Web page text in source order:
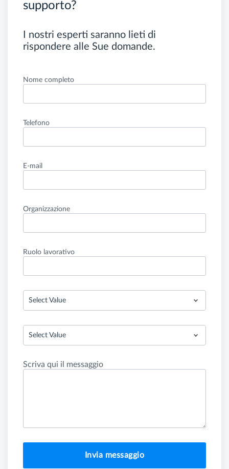
supporto?
I nostri esperti saranno lieti di
rispondere alle Sue domande.
Nome completo
Telefono
E-mail
Organizzazione
Ruolo lavorativo
Select Value
Select Value
Scriva qui il messaggio
Invia messaggio